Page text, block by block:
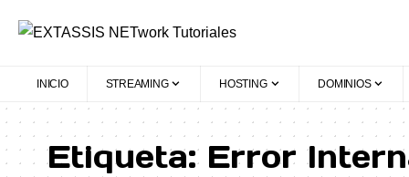
INICIO STREAMING HOSTING DOMINIOS
Etiqueta: Error